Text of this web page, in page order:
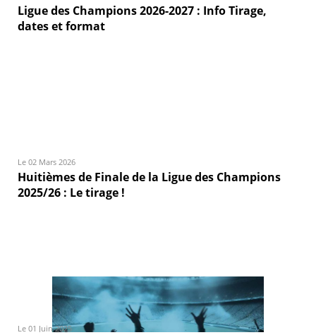
Ligue des Champions 2026-2027 : Info Tirage,
dates et format
Le 02 Mars 2026
Huitièmes de Finale de la Ligue des Champions
2025/26 : Le tirage !
Le 01 Juin 2025